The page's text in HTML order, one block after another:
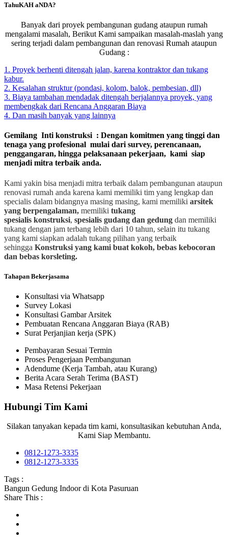
TahuKAH aNDA?
Banyak dari proyek pembangunan gudang ataupun rumah
mengalami masalah, Berikut Kami sampaikan masalah-maslah yang
sering terjadi dalam pembangunan dan renovasi Rumah ataupun
Gudang :
1. Proyek berhenti ditengah jalan, karena kontraktor dan tukang
kabur.
2. Kesalahan struktur (pondasi, kolom, balok, pembesian, dll)
3. Biaya tambahan mendadak ditengah berjalannya proyek, yang
membengkak dari Rencana Anggaran Biaya
4. Dan masih banyak yang lainnya
Gemilang Inti konstruksi : Dengan komitmen yang tinggi dan
tenaga yang profesional mulai dari survey, perencanaan,
penggangaran, hingga pelaksanaan pekerjaan, kami siap
menjadi mitra terbaik anda.
Kami yakin bisa menjadi mitra terbaik dalam pembangunan ataupun
renovasi rumah anda karena kami memiliki tim yang lengkap dan
specialis dalam bidangnya masing masing, kami memiliki arsitek
yang berpengalaman, memiliki tukang
spesialis konstruksi, spesialis gudang dan gedung dan memiliki
tukang dengan jam terbang lebih dari 10 tahun, selain itu tukang
yang kami siapkan adalah tukang pilihan yang terbaik
sehingga Konstruksi yang kami buat kokoh, bebas kebocoran
dan bebas korsleting.
Tahapan Bekerjasama
Konsultasi via Whatsapp
Survey Lokasi
Konsultasi Gambar Arsitek
Pembuatan Rencana Anggaran Biaya (RAB)
Surat Perjanjian kerja (SPK)
Pembayaran Sesuai Termin
Proses Pengerjaan Pembangunan
Adendume (Kerja Tambah, atau Kurang)
Berita Acara Serah Terima (BAST)
Masa Retensi Pekerjaan
Hubungi Tim Kami
Silakan tanyakan kepada tim kami, konsultasikan kebutuhan Anda,
Kami Siap Membantu.
0812-1273-3335
0812-1273-3335
Tags :
Bangun Gedung Indoor di Kota Pasuruan
Share This :